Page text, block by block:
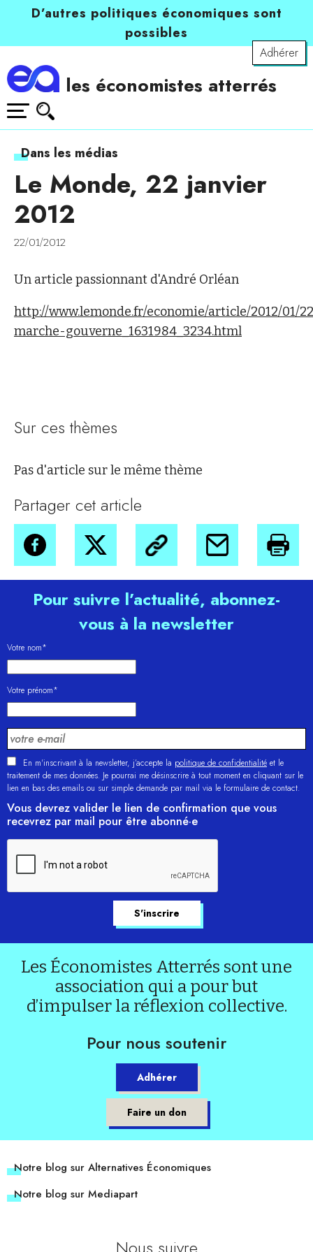
D’autres politiques économiques sont
possibles
Adhérer
les économistes atterrés
Dans les médias
Le Monde, 22 janvier
2012
22/01/2012
Un article passionnant d'André Orléan
http://www.lemonde.fr/economie/article/2012/01/
marche-gouverne_1631984_3234.html
Sur ces thèmes
Pas d'article sur le même thème
Partager cet article
Pour suivre l’actualité, abonnez-
vous à la newsletter
Votre nom*
Votre prénom*
En m'inscrivant à la newsletter, j’accepte la politique de confidentialité et le
traitement de mes données. Je pourrai me désinscrire à tout moment en cliquant sur le
lien en bas des emails ou sur simple demande par mail via le formulaire de contact.
Vous devrez valider le lien de confirmation que vous
recevrez par mail pour être abonné·e
Les Économistes Atterrés sont une
association qui a pour but
d’impulser la réflexion collective.
Pour nous soutenir
Adhérer
Faire un don
Notre blog sur Alternatives Économiques
Notre blog sur Mediapart